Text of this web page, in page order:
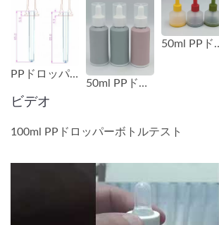
PPドロッパーの寸法
50ml PPドロッパーボトル
50ml PP
ビデオ
100ml PPドロッパーボトルテスト